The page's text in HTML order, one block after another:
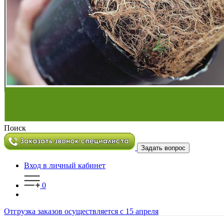
Поиск
Задать вопрос
Вход в личный кабинет
0
Отгрузка заказов осуществляется с 15 апреля